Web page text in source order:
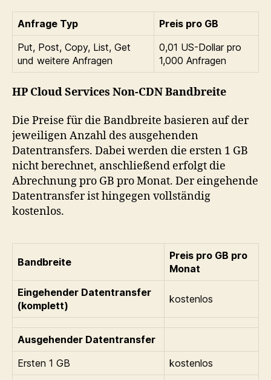
Anfrage Typ
Preis pro GB
Put, Post, Copy, List, Get
und weitere Anfragen
0,01 US-Dollar pro
1,000 Anfragen
HP Cloud Services Non-CDN Bandbreite
Die Preise für die Bandbreite basieren auf der
jeweiligen Anzahl des ausgehenden
Datentransfers. Dabei werden die ersten 1 GB
nicht berechnet, anschließend erfolgt die
Abrechnung pro GB pro Monat. Der eingehende
Datentransfer ist hingegen vollständig
kostenlos.
Bandbreite
Preis pro GB pro
Monat
Eingehender Datentransfer
(komplett)
kostenlos
Ausgehender Datentransfer
Ersten 1 GB
kostenlos